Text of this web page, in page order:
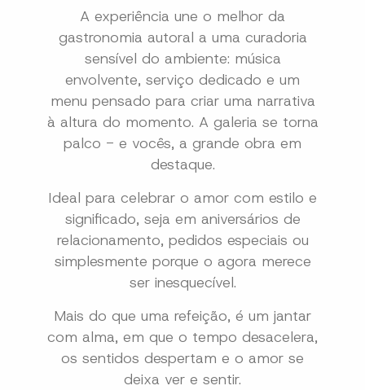
A experiência une o melhor da
gastronomia autoral a uma curadoria
sensível do ambiente: música
envolvente, serviço dedicado e um
menu pensado para criar uma narrativa
à altura do momento. A galeria se torna
palco - e vocês, a grande obra em
destaque.
Ideal para celebrar o amor com estilo e
significado, seja em aniversários de
relacionamento, pedidos especiais ou
simplesmente porque o agora merece
ser inesquecível.
Mais do que uma refeição, é um jantar
com alma, em que o tempo desacelera,
os sentidos despertam e o amor se
deixa ver e sentir.